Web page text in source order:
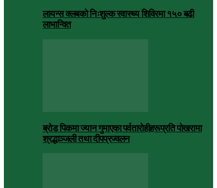
लायन्स क्लबको निःशुल्क स्वास्थ्य शिविरमा १५० बढी
लाभान्वित
ब्रोड पिकमा ज्यान गुमाएका पर्वतारोहीहरूप्रति पोखरामा
श्रद्धाञ्जली तथा दीपप्रज्वलन